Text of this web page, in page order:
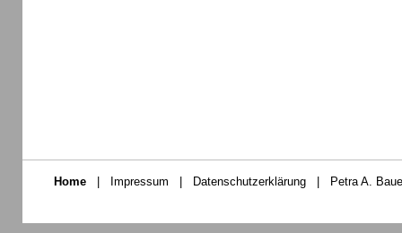
Home Impressum Datenschutzerklärung Petra A.